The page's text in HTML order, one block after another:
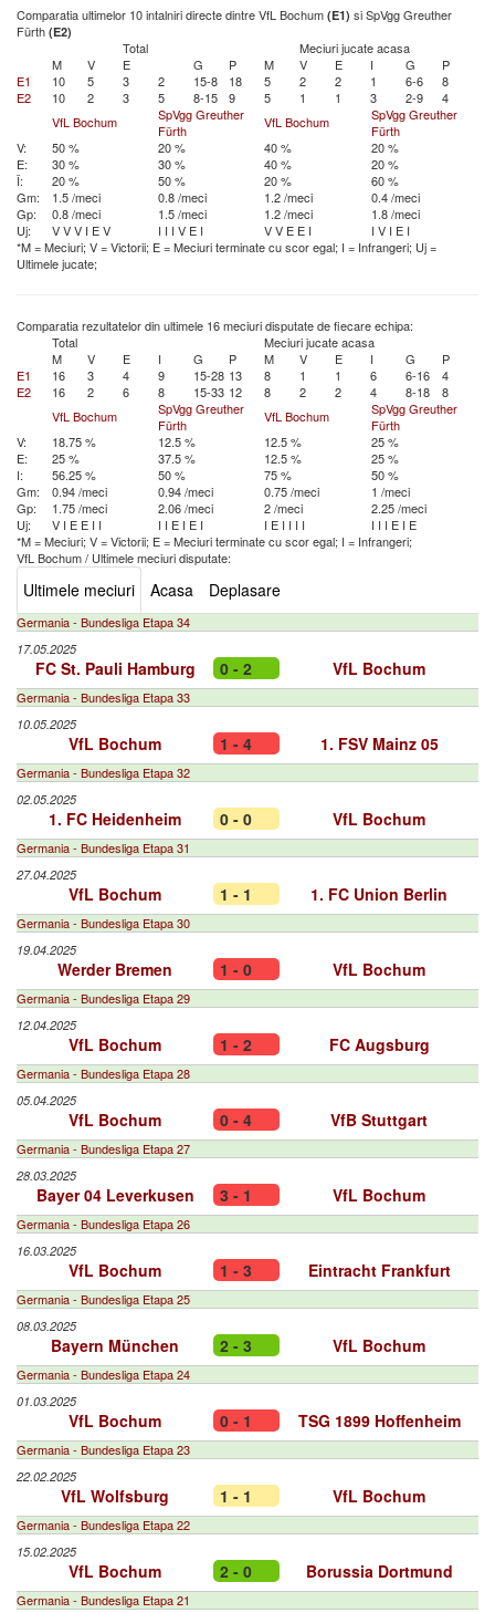
Comparatia ultimelor 10 intalniri directe dintre VfL Bochum (E1) si SpVgg Greuther
Fürth (E2)
Total
Meciuri jucate acasa
M
V E G P M V E I G
P
E1
10 5 3 2 15-8 18 5 2 2 1 6-6
8
E2
10 2 3 5 8-15 9 5 1 1 3 2-9
4
VfL Bochum
SpVgg Greuther
Fürth
VfL Bochum
SpVgg Greuther
Fürth
V:
50 % 20 % 40 %
20 %
E:
30 % 30 % 40 %
20 %
Î:
20 % 50 % 20 %
60 %
Gm:
1.5 /meci 0.8 /meci 1.2 /meci
0.4 /meci
Gp:
0.8 /meci 1.5 /meci 1.2 /meci
1.8 /meci
Uj:
VVV I EV I I I V E I VV E E I I V I E I
*M = Meciuri; V = Victorii; E = Meciuri terminate cu scor egal; I = Infrangeri; Uj =
Ultimele jucate;
Comparatia rezultatelor din ultimele 16 meciuri disputate de fiecare echipa:
Total
Meciuri jucate acasa
M
V E I G P M V E I G
P
E1
16 3 4 9 15-28 13 8 1 1 6 6-16
4
E2
16 2 6 8 15-33 12 8 2 2 4 8-18
8
VfL Bochum
SpVgg Greuther
Fürth
VfL Bochum
SpVgg Greuther
Fürth
V:
18.75 % 12.5 % 12.5 %
25 %
E:
25 % 37.5 % 12.5 %
25 %
I:
56.25 % 50 % 75 %
50 %
Gm:
0.94 /meci 0.94 /meci 0.75 /meci
1 /meci
Gp:
1.75 /meci 2.06 /meci 2 /meci
2.25 /meci
Uj:
V I E E I I I I E I E I I E I I I I I I I E I E
*M = Meciuri; V = Victorii; E = Meciuri terminate cu scor egal; I = Infrangeri;
VfL Bochum/ Ultimele meciuri disputate:
Ultimele meciuri Acasa Deplasare
Germania - Bundesliga Etapa 34
17.05.2025
FC St. Pauli Hamburg 0 - 2 VfL Bochum
Germania - Bundesliga Etapa 33
10.05.2025
VfL Bochum 1 - 4 1. FSV Mainz 05
Germania - Bundesliga Etapa 32
02.05.2025
1. FC Heidenheim 0 - 0 VfL Bochum
Germania - Bundesliga Etapa 31
27.04.2025
VfL Bochum 1 - 1 1. FC Union Berlin
Germania - Bundesliga Etapa 30
19.04.2025
Werder Bremen 1 - 0 VfL Bochum
Germania - Bundesliga Etapa 29
12.04.2025
VfL Bochum 1 - 2 FC Augsburg
Germania - Bundesliga Etapa 28
05.04.2025
VfL Bochum 0 - 4 VfB Stuttgart
Germania - Bundesliga Etapa 27
28.03.2025
Bayer 04 Leverkusen 3 - 1 VfL Bochum
Germania - Bundesliga Etapa 26
16.03.2025
VfL Bochum 1 - 3 Eintracht Frankfurt
Germania - Bundesliga Etapa 25
08.03.2025
Bayern München 2 - 3 VfL Bochum
Germania - Bundesliga Etapa 24
01.03.2025
VfL Bochum 0 - 1 TSG 1899 Hoffenheim
Germania - Bundesliga Etapa 23
22.02.2025
VfL Wolfsburg 1 - 1 VfL Bochum
Germania - Bundesliga Etapa 22
15.02.2025
VfL Bochum 2 - 0 Borussia Dortmund
Germania - Bundesliga Etapa 21